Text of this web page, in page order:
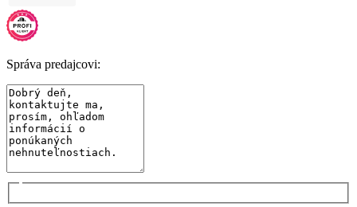
Správa predajcovi: